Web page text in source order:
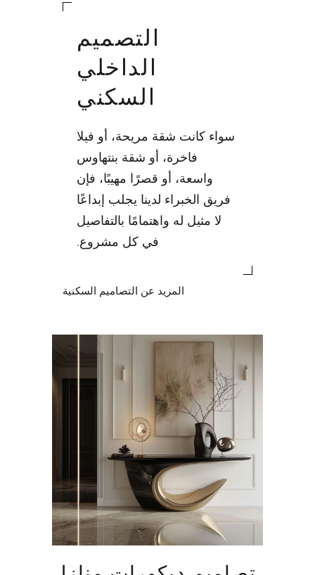
التصميم
الداخلي
السكني
سواء كانت شقة مريحة، أو فيلا
فاخرة، أو شقة بنتهاوس
واسعة، أو قصرًا مهيبًا، فإن
فريق الخبراء لدينا يجلب إبداعًا
لا مثيل له واهتمامًا بالتفاصيل
في كل مشروع.
المزيد عن التصاميم السكنية